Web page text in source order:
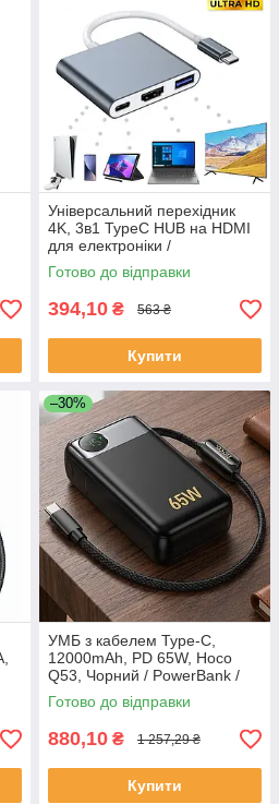
Універсальний перехідник
4K, 3в1 TypeC HUB на HDMI
для електроніки /
Мультифункціональний
розгалужувач-адаптер
Готово до відправки
394,10 ₴ 563 ₴
Купити
/
–30%
УМБ з кабелем Type-C,
12000mAh, PD 65W, Hoco
Q53, Чорний / PowerBank /
Павербанк для телефону /
Повербанк для зарядки
Готово до відправки
880,10 ₴ 1 257,29 ₴
Купити